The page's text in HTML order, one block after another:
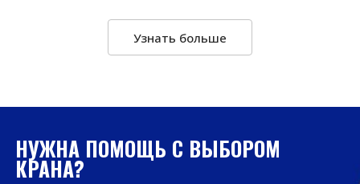
Узнать больше
НУЖНА ПОМОЩЬ С ВЫБОРОМ
КРАНА?